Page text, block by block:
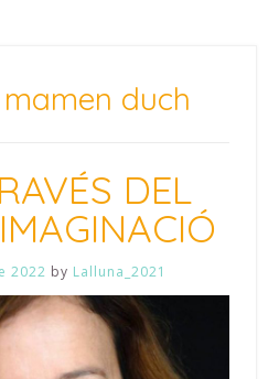
mamen duch
DEL
2022 by Lalluna_2021